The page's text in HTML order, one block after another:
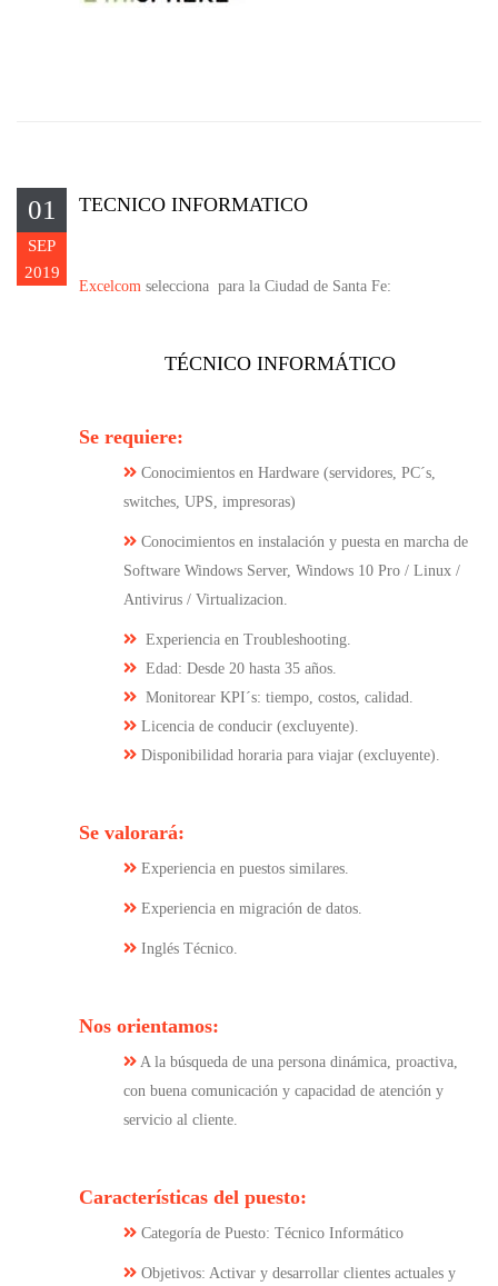
01
SEP
2019
TECNICO INFORMATICO
Excelcom selecciona para la Ciudad de Santa Fe:
TÉCNICO INFORMÁTICO
Se requiere:
Conocimientos en Hardware (servidores, PC´s,
switches, UPS, impresoras)
Conocimientos en instalación y puesta en marcha de
Software Windows Server, Windows 10 Pro / Linux /
Antivirus / Virtualizacion.
Experiencia en Troubleshooting.
Edad: Desde 20 hasta 35 años.
Monitorear KPI´s: tiempo, costos, calidad.
Licencia de conducir (excluyente).
Disponibilidad horaria para viajar (excluyente).
Se valorará:
Experiencia en puestos similares.
Experiencia en migración de datos.
Inglés Técnico.
Nos orientamos:
A la búsqueda de una persona dinámica, proactiva,
con buena comunicación y capacidad de atención y
servicio al cliente.
Características del puesto:
Categoría de Puesto: Técnico Informático
Objetivos: Activar y desarrollar clientes actuales y